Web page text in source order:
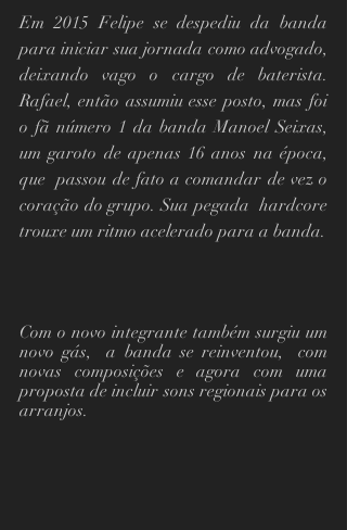
Em 2015 Felipe se despediu da banda
para iniciar sua jornada como advogado,
deixando vago o cargo de baterista.
Rafael, então assumiu esse posto, mas foi
o fã número 1 da banda Manoel Seixas,
um garoto de apenas 16 anos na época,
que  passou de fato a comandar de vez o
coração do grupo. Sua pegada  hardcore
Com o novo integrante também surgiu um
novo gás,  a banda se reinventou,  com
novas composições e agora com uma
proposta de incluir sons regionais para os
arranjos.